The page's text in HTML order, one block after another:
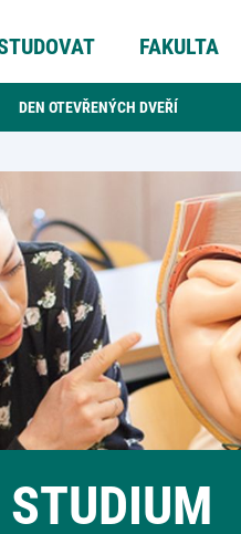
FAKULTA
DEN OTEVŘENÝCH DVEŘÍ